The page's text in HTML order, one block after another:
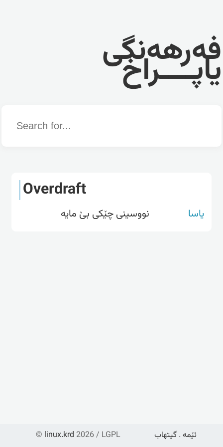
فەرهەنگی
یاپــــراخ
Word
Overdraft
یاسا نووسینی چێکی بێ مایە
© linux.krd 2026 / LGPL ئێمە . گیتهاب